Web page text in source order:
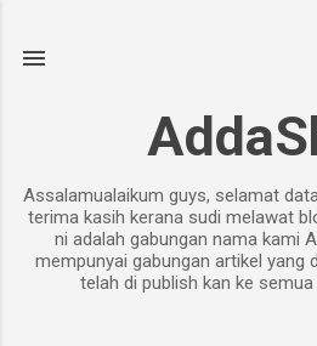
Assalamualaikum guys, selamat
terima kasih kerana sudi melawat
ni adalah gabungan nama kami
mempunyai gabungan artikel yang
telah di publish kan ke